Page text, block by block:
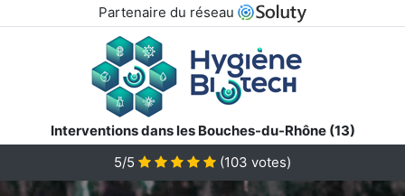
Partenaire du réseau
Interventions dans les Bouches-du-Rhône (13)
5/5
(103 votes)